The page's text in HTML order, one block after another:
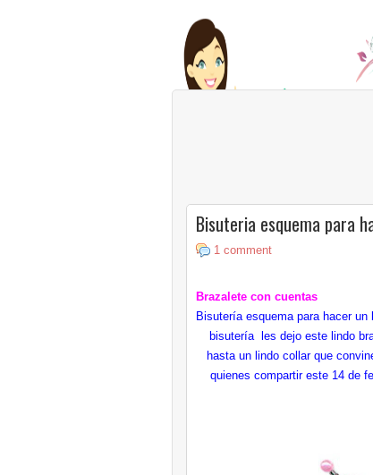
Bisuteria esquema para
1 comment
Brazalete con cuentas
Bisutería esquema para hacer
bisutería les dejo este lindo
hasta un lindo collar que
quienes compartir este 14 de